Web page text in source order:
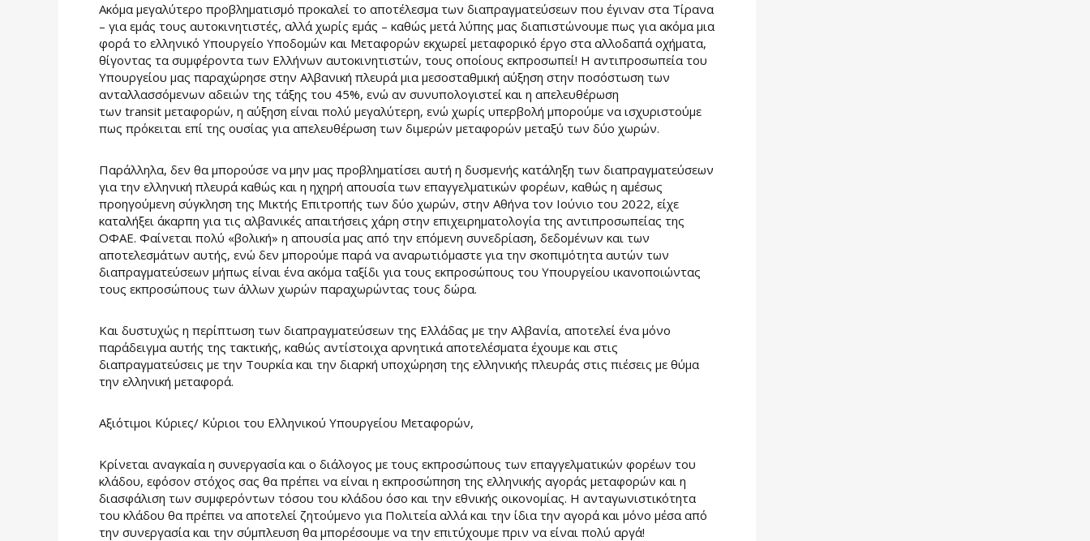
Ακόμα μεγαλύτερο προβληματισμό προκαλεί το αποτέλεσμα των διαπραγματεύσεων που έγιναν στα Τίρανα
– για εμάς τους αυτοκινητιστές, αλλά χωρίς εμάς – καθώς μετά λύπης μας διαπιστώνουμε πως για ακόμα μια
φορά το ελληνικό Υπουργείο Υποδομών και Μεταφορών εκχωρεί μεταφορικό έργο στα αλλοδαπά οχήματα,
θίγοντας τα συμφέροντα των Ελλήνων αυτοκινητιστών, τους οποίους εκπροσωπεί! Η αντιπροσωπεία του
Υπουργείου μας παραχώρησε στην Αλβανική πλευρά μια μεσοσταθμική αύξηση στην ποσόστωση των
ανταλλασσόμενων αδειών της τάξης του 45%, ενώ αν συνυπολογιστεί και η απελευθέρωση
των transit μεταφορών, η αύξηση είναι πολύ μεγαλύτερη, ενώ χωρίς υπερβολή μπορούμε να ισχυριστούμε
πως πρόκειται επί της ουσίας για απελευθέρωση των διμερών μεταφορών μεταξύ των δύο χωρών.
Παράλληλα, δεν θα μπορούσε να μην μας προβληματίσει αυτή η δυσμενής κατάληξη των διαπραγματεύσεων
για την ελληνική πλευρά καθώς και η ηχηρή απουσία των επαγγελματικών φορέων, καθώς η αμέσως
προηγούμενη σύγκληση της Μικτής Επιτροπής των δύο χωρών, στην Αθήνα τον Ιούνιο του 2022, είχε
καταλήξει άκαρπη για τις αλβανικές απαιτήσεις χάρη στην επιχειρηματολογία της αντιπροσωπείας της
ΟΦΑΕ. Φαίνεται πολύ «βολική» η απουσία μας από την επόμενη συνεδρίαση, δεδομένων και των
αποτελεσμάτων αυτής, ενώ δεν μπορούμε παρά να αναρωτιόμαστε για την σκοπιμότητα αυτών των
διαπραγματεύσεων μήπως είναι ένα ακόμα ταξίδι για τους εκπροσώπους του Υπουργείου ικανοποιώντας
τους εκπροσώπους των άλλων χωρών παραχωρώντας τους δώρα.
Και δυστυχώς η περίπτωση των διαπραγματεύσεων της Ελλάδας με την Αλβανία, αποτελεί ένα μόνο
παράδειγμα αυτής της τακτικής, καθώς αντίστοιχα αρνητικά αποτελέσματα έχουμε και στις
διαπραγματεύσεις με την Τουρκία και την διαρκή υποχώρηση της ελληνικής πλευράς στις πιέσεις με θύμα
την ελληνική μεταφορά.
Αξιότιμοι Κύριες/ Κύριοι του Ελληνικού Υπουργείου Μεταφορών,
Κρίνεται αναγκαία η συνεργασία και ο διάλογος με τους εκπροσώπους των επαγγελματικών φορέων του
κλάδου, εφόσον στόχος σας θα πρέπει να είναι η εκπροσώπηση της ελληνικής αγοράς μεταφορών και η
διασφάλιση των συμφερόντων τόσου του κλάδου όσο και την εθνικής οικονομίας. Η ανταγωνιστικότητα
του κλάδου θα πρέπει να αποτελεί ζητούμενο για Πολιτεία αλλά και την ίδια την αγορά και μόνο μέσα από
την συνεργασία και την σύμπλευση θα μπορέσουμε να την επιτύχουμε πριν να είναι πολύ αργά!